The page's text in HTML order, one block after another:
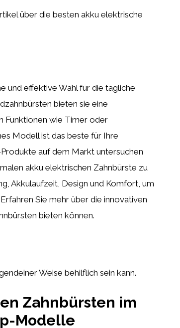
über die besten akku elektrische
und effektive Wahl für die tägliche
bieten sie eine
Funktionen wie Timer oder
Modell ist das beste für Ihre
auf dem Markt untersuchen
akku elektrischen Zahnbürste zu
Akkulaufzeit, Design und Komfort, um
Sie mehr über die innovativen
bieten können.
Weise behilflich sein kann.
Zahnbürsten im
Modelle